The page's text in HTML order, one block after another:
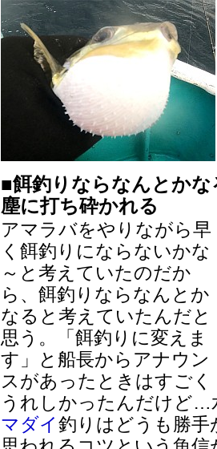
■餌釣りならなんとか
塵に打ち砕かれる
アマラバをやりながら早
く餌釣りにならないかな
～と考えていたのだか
ら、餌釣りならなんとか
なると考えていたんだと
思う。「餌釣りに変えま
す」と船長からアナウン
スがあったときはすごく
うれしかったんだけど…
マダイ釣りはどうも勝